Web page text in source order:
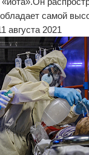
самой
августа 2021